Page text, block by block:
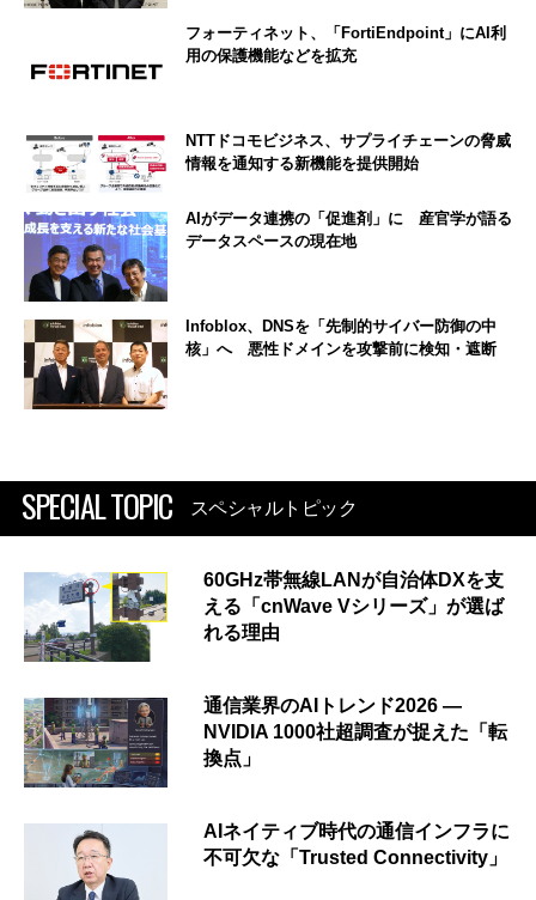
フォーティネット、「FortiEndpoint」にAI利
用の保護機能などを拡充
NTTドコモビジネス、サプライチェーンの脅威
情報を通知する新機能を提供開始
AIがデータ連携の「促進剤」に 産官学が語る
データスペースの現在地
Infoblox、DNSを「先制的サイバー防御の中
核」へ 悪性ドメインを攻撃前に検知・遮断
SPECIAL TOPIC スペシャルトピック
60GHz帯無線LANが自治体DXを支
える「cnWave Vシリーズ」が選ば
れる理由
通信業界のAIトレンド2026 ―
NVIDIA 1000社超調査が捉えた「転
換点」
AIネイティブ時代の通信インフラに
不可欠な「Trusted Connectivity」